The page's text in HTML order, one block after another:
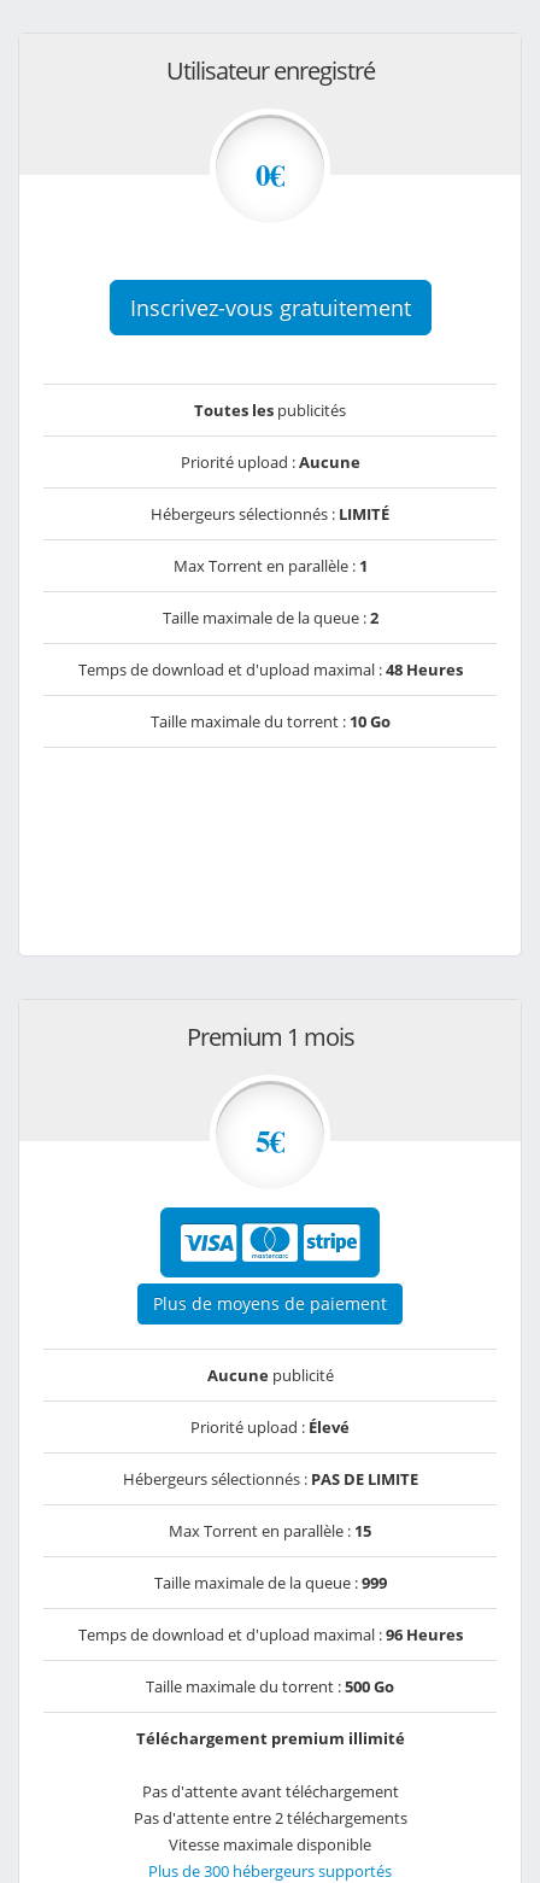
Utilisateur enregistré
0€
Inscrivez-vous gratuitement
Toutes les publicités
Priorité upload :Aucune
Hébergeurs sélectionnés : LIMITÉ
Max Torrent en parallèle : 1
Taille maximale de la queue :2
Temps de download et d'upload maximal :48 Heures
Taille maximale du torrent : 10 Go
Premium 1 mois
5€
Plus de moyens de paiement
Aucunepublicité
Priorité upload : Élevé
Hébergeurs sélectionnés : PAS DE LIMITE
Max Torrent en parallèle : 15
Taille maximale de la queue :999
Temps de download et d'upload maximal :96 Heures
Taille maximale du torrent :500 Go
Téléchargement premium illimité
Pas d'attente avant téléchargement
Pas d'attente entre 2 téléchargements
Vitesse maximale disponible
Plus de 300 hébergeurs supportés